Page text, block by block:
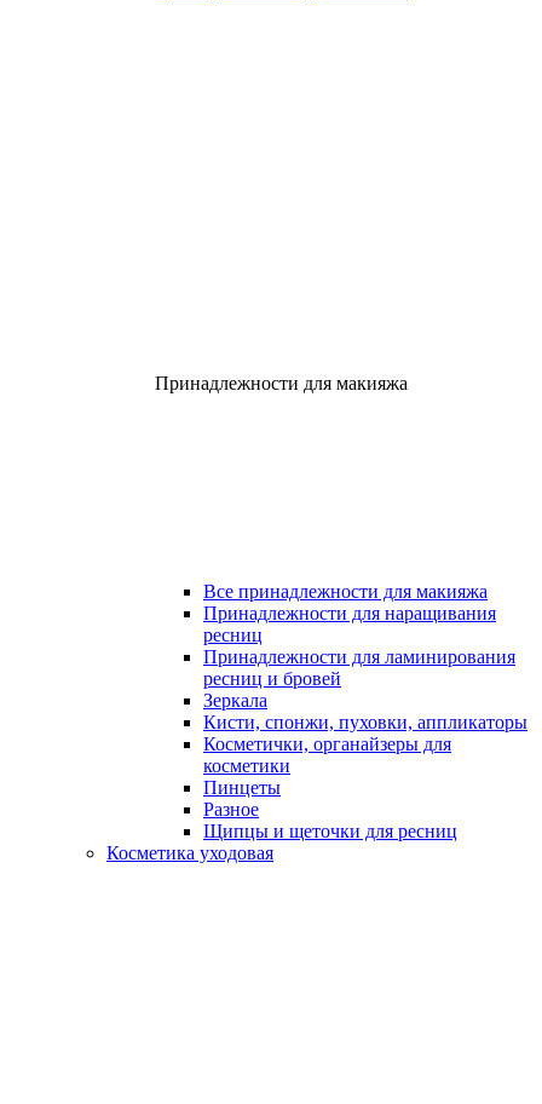
Принадлежности для макияжа
Все принадлежности для макияжа
Принадлежности для наращивания
ресниц
Принадлежности для ламинирования
ресниц и бровей
Зеркала
Кисти, спонжи, пуховки, аппликаторы
Косметички, органайзеры для
косметики
Пинцеты
Разное
Щипцы и щеточки для ресниц
Косметика уходовая